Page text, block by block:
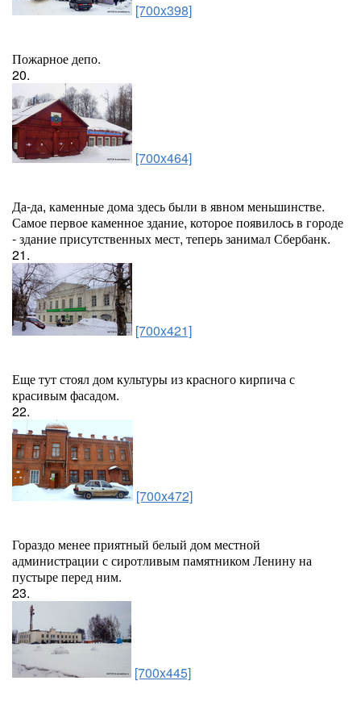
[700x398]
Пожарное депо.
20.
[700x464]
Да-да, каменные дома здесь были в явном меньшинстве.
Самое первое каменное здание, которое появилось в городе
- здание присутственных мест, теперь занимал Сбербанк.
21.
[700x421]
Еще тут стоял дом культуры из красного кирпича с
красивым фасадом.
22.
[700x472]
Гораздо менее приятный белый дом местной
администрации с сиротливым памятником Ленину на
пустыре перед ним.
23.
[700x445]